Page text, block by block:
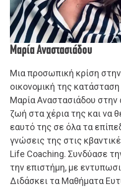
Μαρία Αναστασιάδου
Μια προσωπική κρίση στην
οικονομική της
Μαρία Αναστασιάδου
ζωή στα χέρια της και να
εαυτό της σε όλα τα
γνώσεις της στις
Life Coaching. Συνδύασε
την επιστήμη, με
Διδάσκει τα Μαθήματα